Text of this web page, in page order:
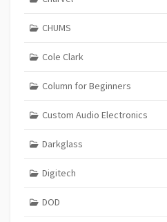
CHUMS
Cole Clark
Column for Beginners
Custom Audio Electronics
Darkglass
Digitech
DOD